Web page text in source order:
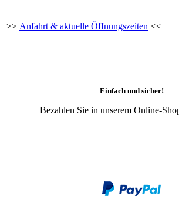
>> Anfahrt & aktuelle Öffnungszeiten <<
Einfach und sicher!
Bezahlen Sie in unserem Online-